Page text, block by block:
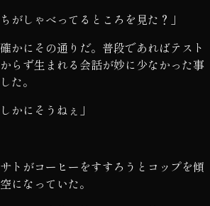
がしゃべってるところを見た？」
かにその通りだ。普段であればテスト
らず生まれる会話が妙に少なかった事
た。
かにそうねぇ」
トがコーヒーをすすろうとコップを傾
になっていた。